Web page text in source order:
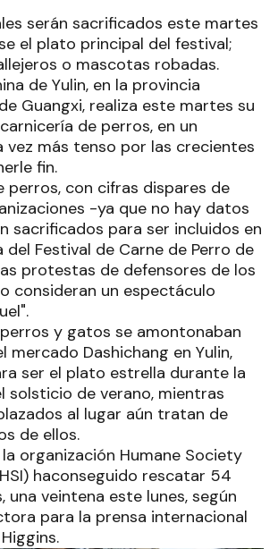
serán sacrificados este martes
el plato principal del festival;
o mascotas robadas.
de Yulin, en la provincia
Guangxi, realiza este martes su
de perros, en un
vez más tenso por las crecientes
fin.
perros, con cifras dispares de
-ya que no hay datos
sacrificados para ser incluidos en
del Festival de Carne de Perro de
protestas de defensores de los
consideran un espectáculo
y gatos se amontonaban
mercado Dashichang en Yulin,
ser el plato estrella durante la
solsticio de verano, mientras
al lugar aún tratan de
de ellos.
organización Humane Society
haconseguido rescatar 54
una veintena este lunes, según
para la prensa internacional